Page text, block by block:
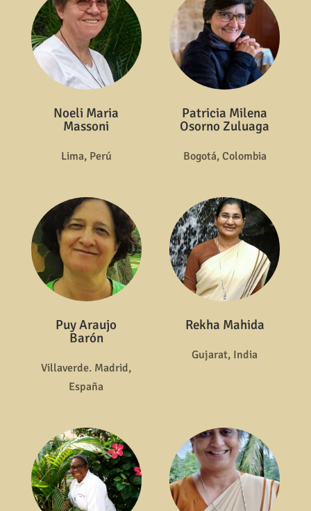
Noeli Maria
Massoni
Lima, Perú
Patricia Milena
Osorno Zuluaga
Bogotá, Colombia
Puy Araujo
Barón
Villaverde. Madrid,
España
Rekha Mahida
Gujarat, India